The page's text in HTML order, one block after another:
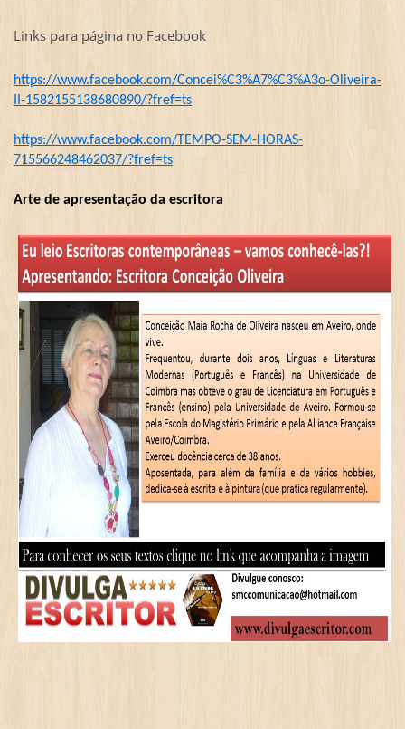
Links para página no Facebook
https://www.facebook.com/Concei%C3%A7%C3%A3o-Oliveira-
II-1582155138680890/?fref=ts
https://www.facebook.com/TEMPO-SEM-HORAS-
715566248462037/?fref=ts
Arte de apresentação da escritora